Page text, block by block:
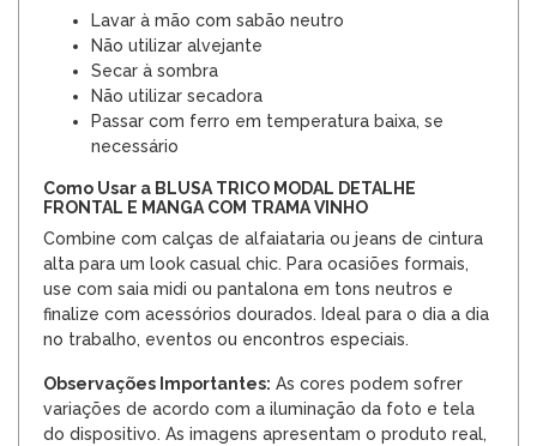
Lavar à mão com sabão neutro
Não utilizar alvejante
Secar à sombra
Não utilizar secadora
Passar com ferro em temperatura baixa, se
necessário
Como Usar a BLUSA TRICO MODAL DETALHE
FRONTAL E MANGA COM TRAMA VINHO
Combine com calças de alfaiataria ou jeans de cintura
alta para um look casual chic. Para ocasiões formais,
use com saia midi ou pantalona em tons neutros e
finalize com acessórios dourados. Ideal para o dia a dia
no trabalho, eventos ou encontros especiais.
Observações Importantes: As cores podem sofrer
variações de acordo com a iluminação da foto e tela
do dispositivo. As imagens apresentam o produto real,